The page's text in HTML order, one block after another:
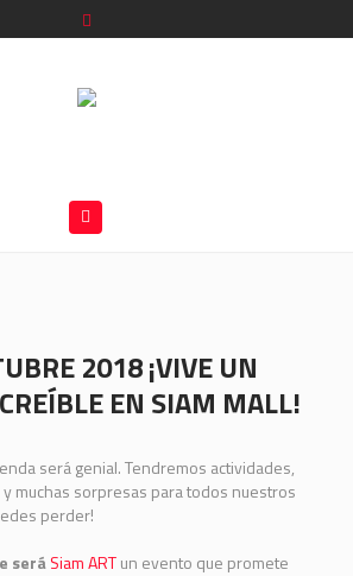
2018 ¡VIVE UN
EN SIAM MALL!
será genial. Tendremos actividades,
muchas sorpresas para todos nuestros
perder!
seráSiam ARTun evento que promete